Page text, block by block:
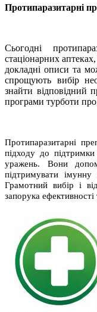
Протипаразитарні
Сьогодні
стаціонарних
докладні описи та
спрощують вибір
знайти відповідний
програми турботи про
Протипаразитарні
підходу до підтримки
уражень. Вони
підтримувати
Грамотний вибір і
запорука ефективності